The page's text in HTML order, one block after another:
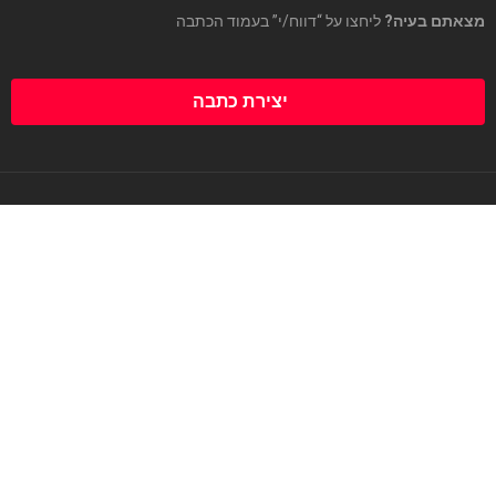
מצאתם בעיה? ליחצו על “דווח/י” בעמוד הכתבה
יצירת כתבה